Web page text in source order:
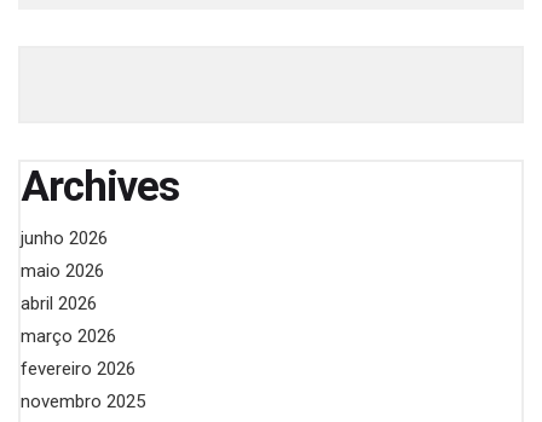
Archives
junho 2026
maio 2026
abril 2026
março 2026
fevereiro 2026
novembro 2025